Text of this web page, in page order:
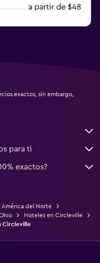
a partir de $48
exactos, sin embargo,
para ti
exactos?
América del Norte
Hoteles en Circleville
Circleville